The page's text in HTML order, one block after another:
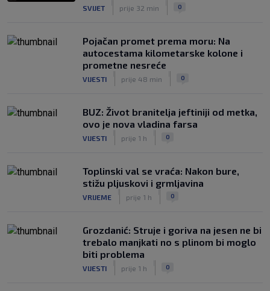
SVIJET prije 32 min 0
Pojačan promet prema moru: Na
autocestama kilometarske kolone i
prometne nesreće
VIJESTI prije 48 min 0
BUZ: Život branitelja jeftiniji od metka,
ovo je nova vladina farsa
VIJESTI prije 1 h 0
Toplinski val se vraća: Nakon bure,
stižu pljuskovi i grmljavina
VRIJEME prije 1 h 0
Grozdanić: Struje i goriva na jesen ne bi
trebalo manjkati no s plinom bi moglo
biti problema
VIJESTI prije 1 h 0